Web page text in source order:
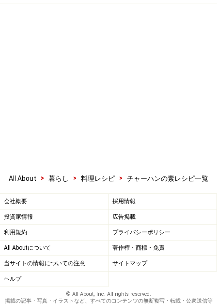
All About > 暮らし > 料理レシピ > チャーハンの素レシピ一覧
会社概要 採用情報
投資家情報 広告掲載
利用規約 プライバシーポリシー
All Aboutについて 著作権・商標・免責
当サイトの情報についての注意 サイトマップ
ヘルプ
© All About, Inc. All rights reserved.
掲載の記事・写真・イラストなど、すべてのコンテンツの無断複写・転載・公衆送信等